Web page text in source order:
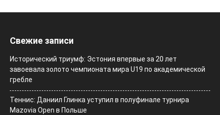
Свежие записи
Исторический триумф: Эстония впервые за 20 лет
завоевала золото чемпионата мира U19 по академической
гребле
Теннис: Даниил Глинка уступил в полуфинале турнира
Mazovia Open в Польше